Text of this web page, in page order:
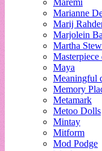
Marianne
Marij
Marjolein
Martha
Masterpiece
Maya
Meaningful
Memory
Metamark
Metoo Dolls
Mintay
Mitform
Mod Podge